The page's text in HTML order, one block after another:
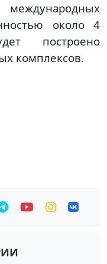
около 4
построено
комплексов.